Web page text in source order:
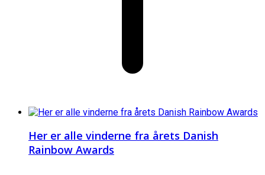
Her er alle vinderne fra årets Danish
Rainbow Awards